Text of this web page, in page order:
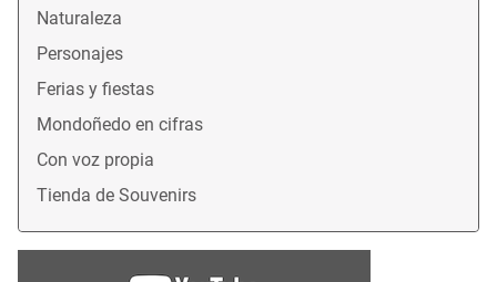
Naturaleza
Personajes
Ferias y fiestas
Mondoñedo en cifras
Con voz propia
Tienda de Souvenirs